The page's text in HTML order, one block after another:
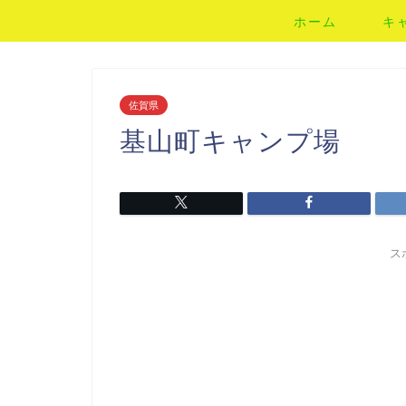
ホーム キ
佐賀県
基山町キャンプ場
ス